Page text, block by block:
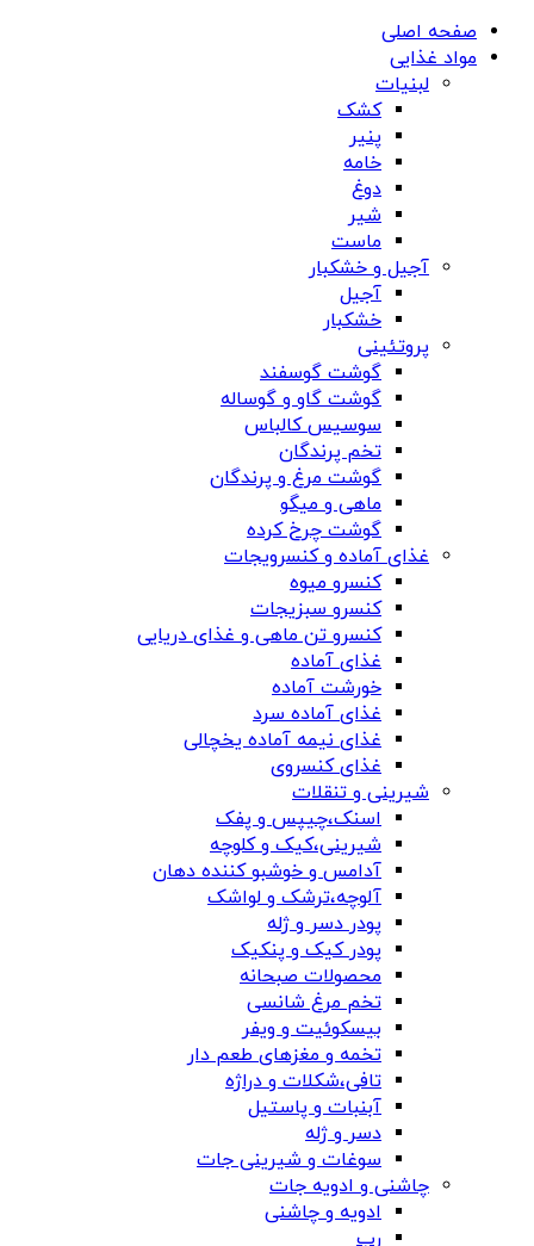
صفحه اصلی
مواد غذایی
لبنیات
کشک
پنیر
خامه
دوغ
شیر
ماست
آجیل و خشکبار
آجیل
خشکبار
پروتئینی
گوشت گوسفند
گوشت گاو و گوساله
سوسیس کالباس
تخم پرندگان
گوشت مرغ و پرندگان
ماهی و میگو
گوشت چرخ کرده
غذای آماده و کنسرویجات
کنسرو میوه
کنسرو سبزیجات
کنسرو تن ماهی و غذای دریایی
غذای آماده
خورشت آماده
غذای آماده سرد
غذای نیمه آماده یخچالی
غذای کنسروی
شیرینی و تنقلات
اسنک،چیپس و پفک
شیرینی،کیک و کلوچه
آدامس و خوشبو کننده دهان
آلوچه،ترشک و لواشک
پودر دسر و ژله
پودر کیک و پنکیک
محصولات صبحانه
تخم مرغ شانسی
بیسکوئیت و ویفر
تخمه و مغزهای طعم دار
تافی،شکلات و دراژه
آبنبات و پاستیل
دسر و ژله
سوغات و شیرینی جات
چاشنی و ادویه جات
ادویه و چاشنی
رب